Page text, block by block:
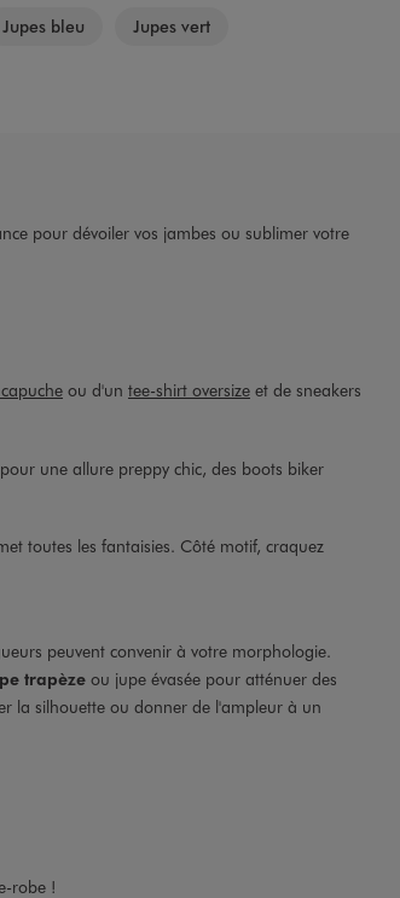
Jupes bleu Jupes vert
pour dévoiler vos jambes ou sublimer votre
ou d'un tee-shirt oversize et de sneakers
une allure preppy chic, des boots biker
toutes les fantaisies. Côté motif, craquez
peuvent convenir à votre morphologie.
trapèze ou jupe évasée pour atténuer des
la silhouette ou donner de l'ampleur à un
robe !